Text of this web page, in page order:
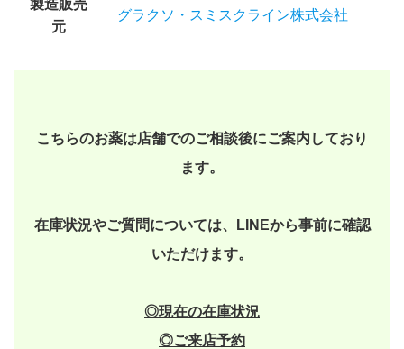
製造販売
元
グラクソ・スミスクライン株式会社
こちらのお薬は店舗でのご相談後にご案内しており
ます。
在庫状況やご質問については、LINEから事前に確認
いただけます。
◎現在の在庫状況
◎ご来店予約